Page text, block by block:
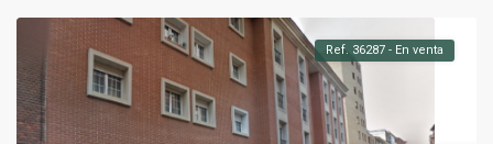
Ref. 36287 - En venta